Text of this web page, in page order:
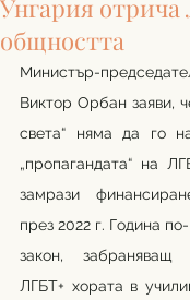
Унгария отрича
общността
Министър-
Виктор Орбан заяви,
света“ няма да го
„пропагандата“ на
замрази
през 2022 г. Година
закон,
ЛГБТ+ хората в